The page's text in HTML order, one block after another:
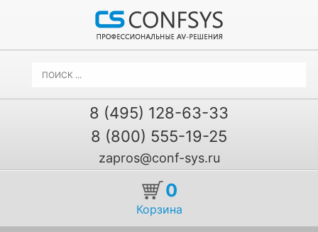
8 (495) 128-63-33
8 (800) 555-19-25
zapros@conf-sys.ru
0
Корзина